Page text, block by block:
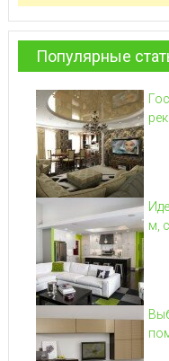
Популярные
м,